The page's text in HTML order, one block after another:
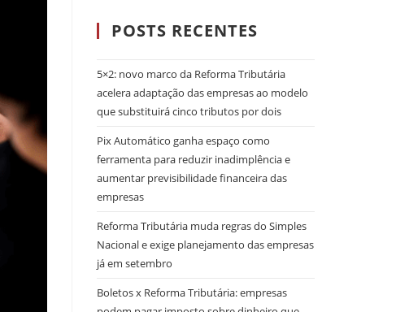
POSTS RECENTES
5×2: novo marco da Reforma Tributária
acelera adaptação das empresas ao modelo
que substituirá cinco tributos por dois
Pix Automático ganha espaço como
ferramenta para reduzir inadimplência e
aumentar previsibilidade financeira das
empresas
Reforma Tributária muda regras do Simples
Nacional e exige planejamento das empresas
já em setembro
Boletos x Reforma Tributária: empresas